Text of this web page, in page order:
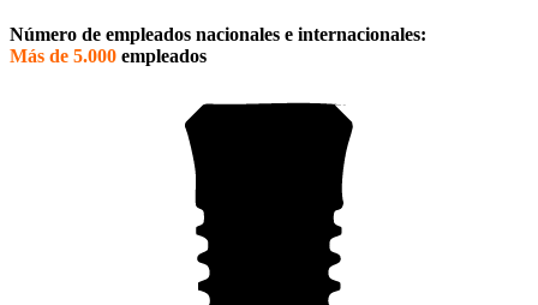
Número de empleados nacionales e internacionales:
Más de 5.000 empleados